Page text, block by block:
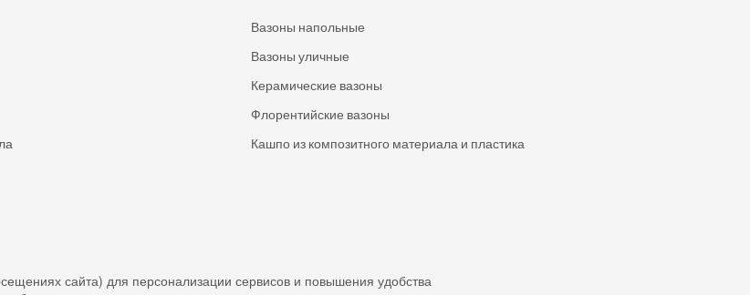
Вазоны напольные
Вазоны уличные
Керамические вазоны
Флорентийские вазоны
Кашпо из композитного материала и пластика
сайта) для персонализации сервисов и повышения удобства